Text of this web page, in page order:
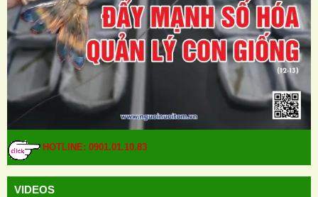
HOTLINE: 0901.01.10.83
VIDEOS